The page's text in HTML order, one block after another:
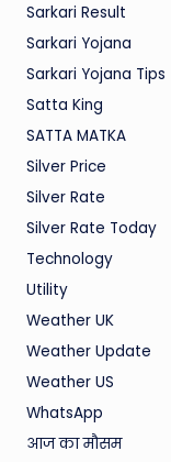
Sarkari Result
Sarkari Yojana
Sarkari Yojana Tips
Satta King
SATTA MATKA
Silver Price
Silver Rate
Silver Rate Today
Technology
Utility
Weather UK
Weather Update
Weather US
WhatsApp
आज का मौसम